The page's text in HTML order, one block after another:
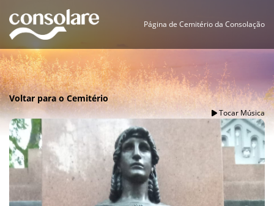
Página de Cemitério da Consolação
Voltar para o Cemitério
Tocar Música